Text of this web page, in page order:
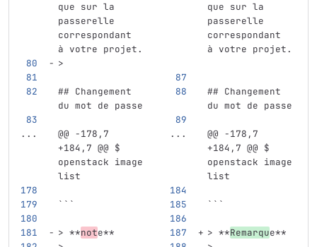
que sur la
passerelle
correspondant
à votre projet.
que sur la
passerelle
correspondant
à votre projet.
>
## Changement
du mot de passe
## Changement
du mot de passe
...
@@ -178,7
+184,7 @@ $
openstack image
list
...
@@ -178,7
+184,7 @@ $
openstack image
list
``` ```
> **note** > **Remarque**